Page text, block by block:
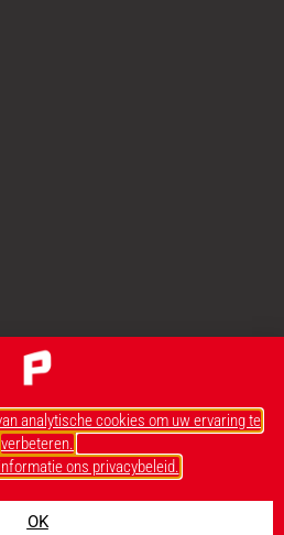
analytische cookies om uw ervaring te
verbeteren.
ons privacybeleid.
OK